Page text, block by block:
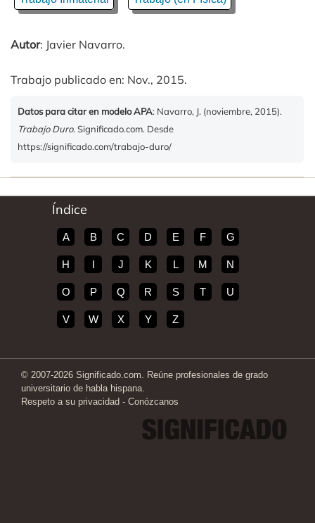
Autor: Javier Navarro.
Trabajo publicado en: Nov., 2015.
Datos para citar en modelo APA: Navarro, J. (noviembre, 2015).
Trabajo Duro. Significado.com. Desde
https://significado.com/trabajo-duro/
Índice
A B C D E F G
H J K L M N
O P Q R S T U
V W X Y Z
© 2007-2026 Significado.com. Reúne profesionales de grado
universitario de habla hispana.
Respeto a su privacidad - Conózcanos